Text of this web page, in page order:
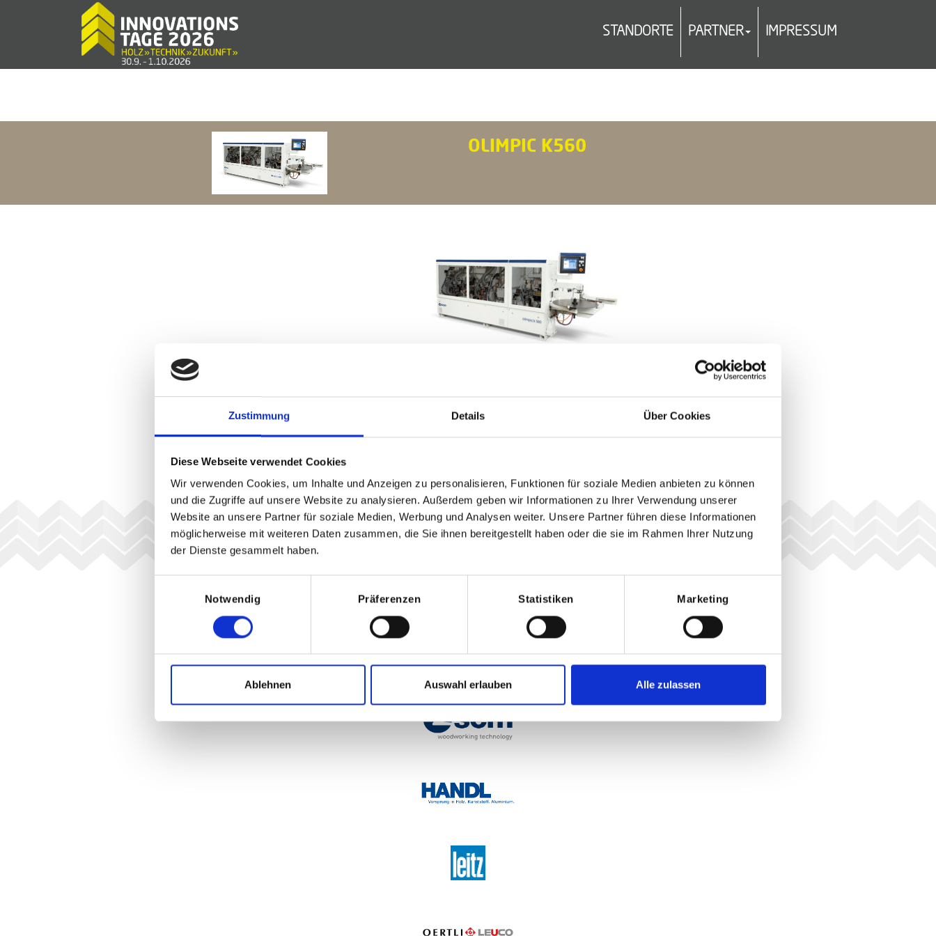
Zustimmung Details Über Cookies
Diese Webseite verwendet Cookies
Wir verwenden Cookies, um Inhalte und Anzeigen zu personalisieren, Funktionen für soziale Medien anbieten zu können
und die Zugriffe auf unsere Website zu analysieren. Außerdem geben wir Informationen zu Ihrer Verwendung unserer
Website an unsere Partner für soziale Medien, Werbung und Analysen weiter. Unsere Partner führen diese Informationen
möglicherweise mit weiteren Daten zusammen, die Sie ihnen bereitgestellt haben oder die sie im Rahmen Ihrer Nutzung
der Dienste gesammelt haben.
Notwendig
Präferenzen Statistiken Marketing
Ablehnen Auswahl erlauben Alle zulassen
STANDORTE PARTNER IMPRESSUM
OLIMPIC K560